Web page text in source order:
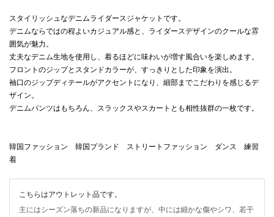
スタイリッシュなデニムライダースジャケットです。
デニムならではの程よいカジュアル感と、ライダースデザインのクールな雰
囲気が魅力。
丈夫なデニム生地を使用し、着るほどに味わいが増す風合いを楽しめます。
フロントのジップとスタンドカラーが、すっきりとした印象を演出。
袖口のジップディテールがアクセントになり、細部までこだわりを感じるデ
ザイン。
デニムパンツはもちろん、スラックスやスカートとも相性抜群の一枚です。
韓国ファッション 韓国ブランド ストリートファッション ダンス 練習
着
こちらはアウトレット品です。
主にはシーズン落ちの新品になりますが、中には細かな傷やシワ、若干